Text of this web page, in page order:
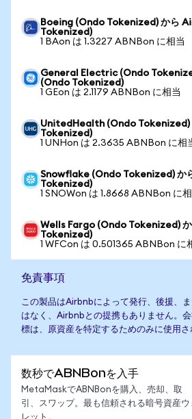
Boeing (Ondo Tokenized) から
Tokenized)
1 BAon は 1.3227 ABNBon に相当
General Electric (Ondo
(Ondo Tokenized)
1 GEon は 2.1179 ABNBon に相当
UnitedHealth (Ondo Tokenized)
Tokenized)
1 UNHon は 2.3635 ABNBon に相
Snowflake (Ondo Tokenized) か
Tokenized)
1 SNOWon は 1.8668 ABNBon に
Wells Fargo (Ondo Tokenized)
Tokenized)
1 WFCon は 0.501365 ABNBon に
免責事項
この製品はAirbnbによって発行、後援、
はなく、Airbnbとの提携もありません。
標は、原資産を特定するためのみに使用さ
数秒でABNBonを入手
MetaMaskでABNBonを購入、売却、取
引、スワップ。最も信頼される暗号資産ウ